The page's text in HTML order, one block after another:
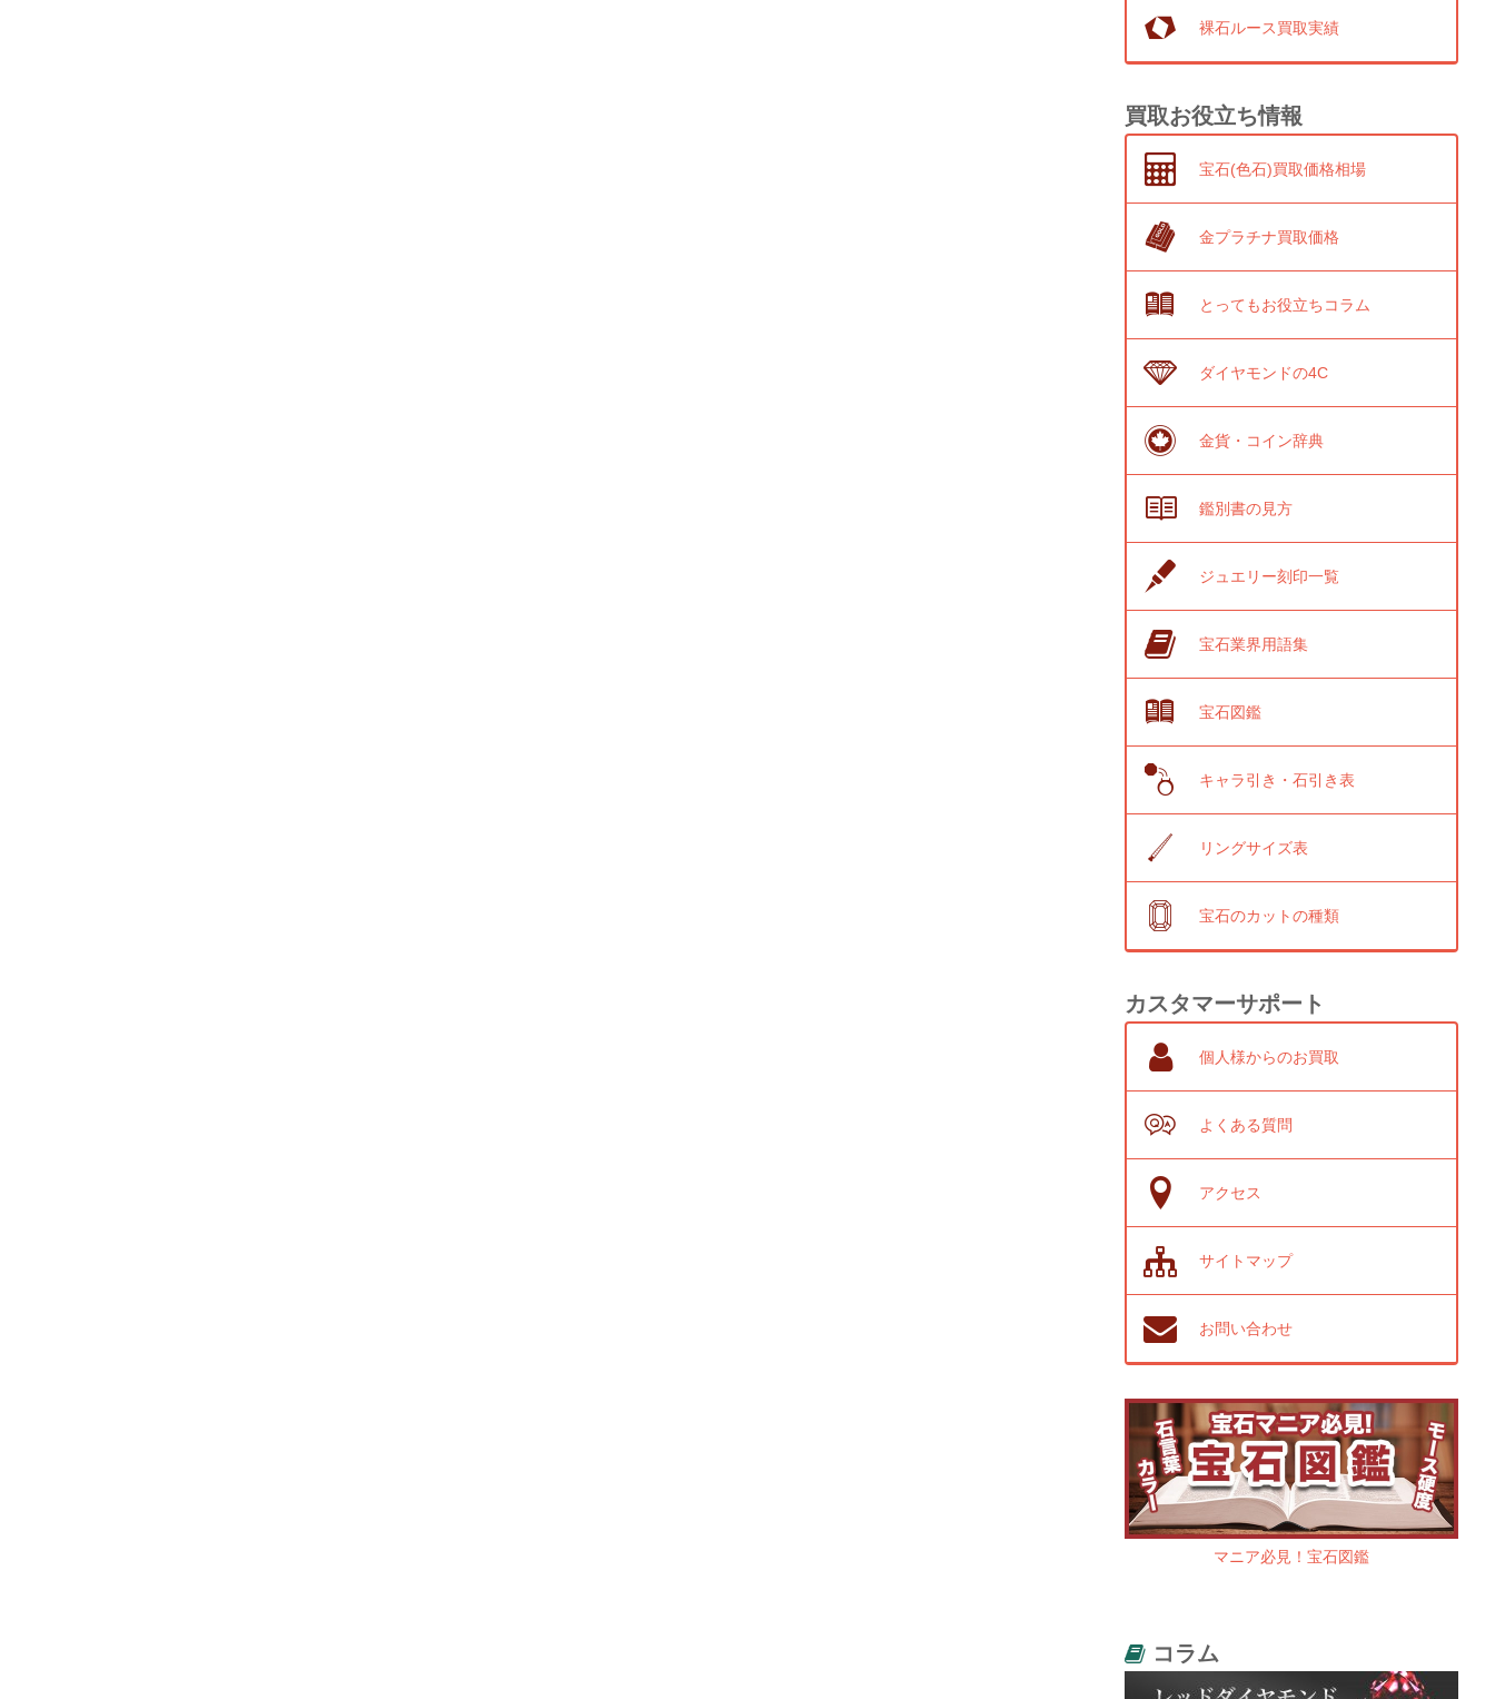
裸石ルース買取実績
買取お役立ち情報
宝石(色石)買取価格相場
金プラチナ買取価格
とってもお役立ちコラム
ダイヤモンドの4C
金貨・コイン辞典
鑑別書の見方
ジュエリー刻印一覧
宝石業界用語集
宝石図鑑
キャラ引き・石引き表
リングサイズ表
宝石のカットの種類
カスタマーサポート
個人様からのお買取
よくある質問
アクセス
サイトマップ
お問い合わせ
マニア必見！宝石図鑑
コラム